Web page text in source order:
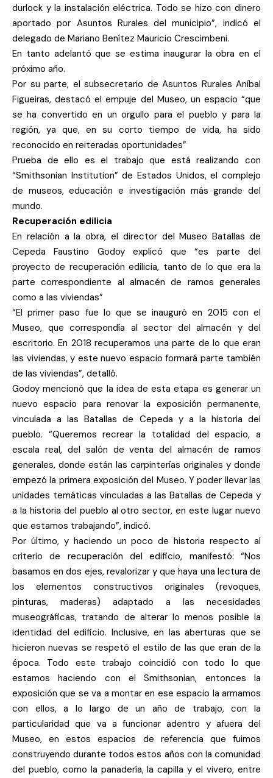
durlock y la instalación eléctrica. Todo se hizo con dinero
aportado por Asuntos Rurales del municipio”, indicó el
delegado de Mariano Benítez Mauricio Crescimbeni.
En tanto adelantó que se estima inaugurar la obra en el
próximo año.
Por su parte, el subsecretario de Asuntos Rurales Aníbal
Figueiras, destacó el empuje del Museo, un espacio “que
se ha convertido en un orgullo para el pueblo y para la
región, ya que, en su corto tiempo de vida, ha sido
reconocido en reiteradas oportunidades”
Prueba de ello es el trabajo que está realizando con
“Smithsonian Institution” de Estados Unidos, el complejo
de museos, educación e investigación más grande del
mundo.
Recuperación edilicia
En relación a la obra, el director del Museo Batallas de
Cepeda Faustino Godoy explicó que “es parte del
proyecto de recuperación edilicia, tanto de lo que era la
parte correspondiente al almacén de ramos generales
como a las viviendas”
“El primer paso fue lo que se inauguró en 2015 con el
Museo, que correspondía al sector del almacén y del
escritorio. En 2018 recuperamos una parte de lo que eran
las viviendas, y este nuevo espacio formará parte también
de las viviendas”, detalló.
Godoy mencionó que la idea de esta etapa es generar un
nuevo espacio para renovar la exposición permanente,
vinculada a las Batallas de Cepeda y a la historia del
pueblo. “Queremos recrear la totalidad del espacio, a
escala real, del salón de venta del almacén de ramos
generales, donde están las carpinterías originales y donde
empezó la primera exposición del Museo. Y poder llevar las
unidades temáticas vinculadas a las Batallas de Cepeda y
a la historia del pueblo al otro sector, en este lugar nuevo
que estamos trabajando”, indicó.
Por último, y haciendo un poco de historia respecto al
criterio de recuperación del edificio, manifestó: “Nos
basamos en dos ejes, revalorizar y que haya una lectura de
los elementos constructivos originales (revoques,
pinturas, maderas) adaptado a las necesidades
museográficas, tratando de alterar lo menos posible la
identidad del edificio. Inclusive, en las aberturas que se
hicieron nuevas se respetó el estilo de las que eran de la
época. Todo este trabajo coincidió con todo lo que
estamos haciendo con el Smithsonian, entonces la
exposición que se va a montar en ese espacio la armamos
con ellos, a lo largo de un año de trabajo, con la
particularidad que va a funcionar adentro y afuera del
Museo, en estos espacios de referencia que fuimos
construyendo durante todos estos años con la comunidad
del pueblo, como la panadería, la capilla y el vivero, entre